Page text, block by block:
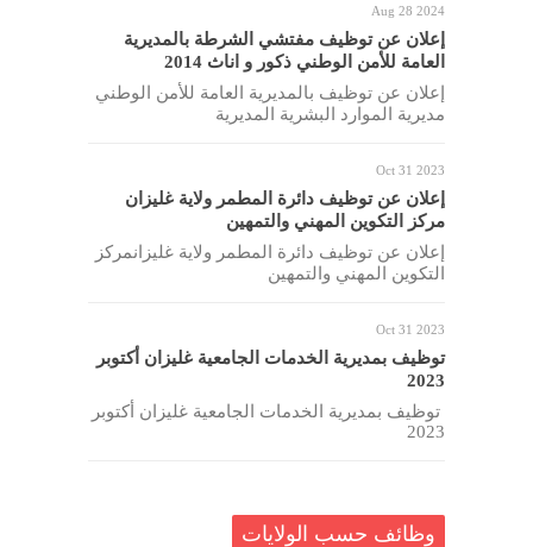
Aug 28 2024
إعلان عن توظيف مفتشي الشرطة بالمديرية
العامة للأمن الوطني ذكور و اناث 2014
إعلان عن توظيف بالمديرية العامة للأمن الوطني
مديرية الموارد البشرية المديرية
Oct 31 2023
إعلان عن توظيف دائرة المطمر ولاية غليزان
مركز التكوين المهني والتمهين
إعلان عن توظيف دائرة المطمر ولاية غليزانمركز
التكوين المهني والتمهين
Oct 31 2023
توظيف بمديرية الخدمات الجامعية غليزان أكتوبر
2023
توظيف بمديرية الخدمات الجامعية غليزان أكتوبر
2023
وظائف حسب الولايات